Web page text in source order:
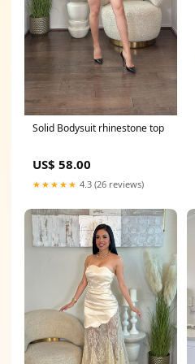
Solid Bodysuit rhinestone top
US$ 58.00
★★★★★ 4.3 (26 reviews)